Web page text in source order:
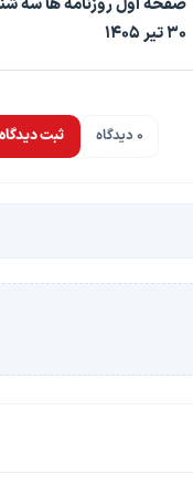
30 تیر 1405
0 دیدگاه ثبت دیدگاه